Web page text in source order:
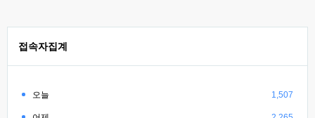
접속자집계
오늘 1,507